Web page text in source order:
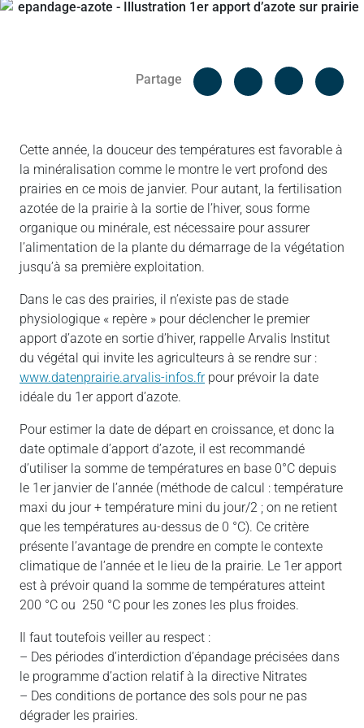
Partage
Facebook
Cette année, la douceur des températures est favorable à
la minéralisation comme le montre le vert profond des
prairies en ce mois de janvier. Pour autant, la fertilisation
azotée de la prairie à la sortie de l’hiver, sous forme
organique ou minérale, est nécessaire pour assurer
l’alimentation de la plante du démarrage de la végétation
jusqu’à sa première exploitation.
Dans le cas des prairies, il n’existe pas de stade
physiologique « repère » pour déclencher le premier
apport d’azote en sortie d’hiver, rappelle Arvalis Institut
du végétal qui invite les agriculteurs à se rendre sur :
www.datenprairie.arvalis-infos.frpour prévoir la date
idéale du 1er apport d’azote.
Pour estimer la date de départ en croissance, et donc la
date optimale d’apport d’azote, il est recommandé
d’utiliser la somme de températures en base 0°C depuis
le 1er janvier de l’année (méthode de calcul : température
maxi du jour + température mini du jour/2 ; on ne retient
que les températures au-dessus de 0 °C). Ce critère
présente l’avantage de prendre en compte le contexte
climatique de l’année et le lieu de la prairie. Le 1er apport
est à prévoir quand la somme de températures atteint
200 °C ou 250 °C pour les zones les plus froides.
Il faut toutefois veiller au respect :
– Des périodes d’interdiction d’épandage précisées dans
le programme d’action relatif à la directive Nitrates
– Des conditions de portance des sols pour ne pas
dégrader les prairies.